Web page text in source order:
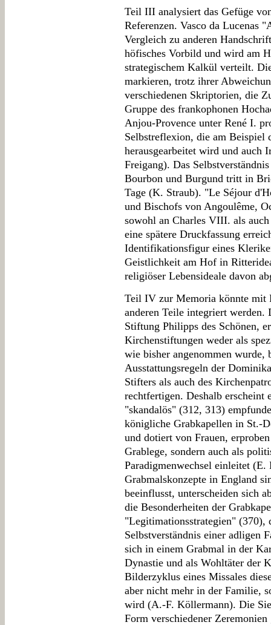
Teil III analysiert das Gefüge
Referenzen. Vasco da Lucenas
Vergleich zu anderen
höfisches Vorbild und wird am
strategischem Kalkül verteilt.
markieren, trotz ihrer
verschiedenen Skriptorien, die
Gruppe des frankophonen
Anjou-Provence unter René I.
Selbstreflexion, die am Beispiel
herausgearbeitet wird und auch
Freigang). Das
Bourbon und Burgund tritt in
Tage (K. Straub). "Le Séjour
und Bischofs von Angoulême,
sowohl an Charles VIII. als
eine spätere Druckfassung
Identifikationsfigur eines
Geistlichkeit am Hof in
religiöser Lebensideale davon
Teil IV zur Memoria könnte mit
anderen Teile integriert
Stiftung Philipps des Schönen,
Kirchenstiftungen weder als
wie bisher angenommen
Ausstattungsregeln der
Stifters als auch des
rechtfertigen. Deshalb
"skandalös" (312, 313)
königliche Grabkapellen in St.-
und dotiert von Frauen,
Grablege, sondern auch als
Paradigmenwechsel einleitet
Grabmalskonzepte in England
beeinflusst, unterscheiden sich
die Besonderheiten der
"Legitimationsstrategien" (370),
Selbstverständnis einer adligen
sich in einem Grabmal in der
Dynastie und als Wohltäter der
Bilderzyklus eines Missales
aber nicht mehr in der Familie,
wird (A.-F. Köllermann). Die
Form verschiedener